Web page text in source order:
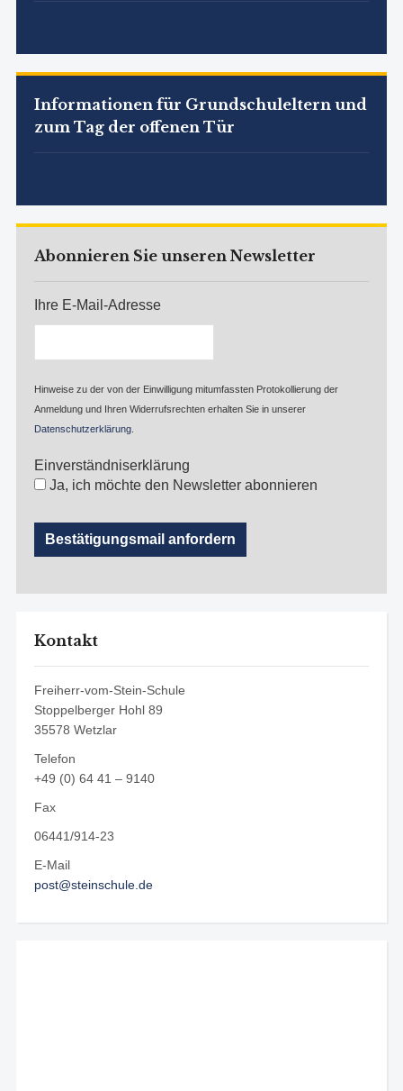
Informationen für Grundschuleltern und
zum Tag der offenen Tür
Abonnieren Sie unseren Newsletter
Ihre E-Mail-Adresse
Hinweise zu der von der Einwilligung mitumfassten Protokollierung der
Anmeldung und Ihren Widerrufsrechten erhalten Sie in unserer
Datenschutzerklärung.
Einverständniserklärung
Ja, ich möchte den Newsletter abonnieren
Kontakt
Freiherr-vom-Stein-Schule
Stoppelberger Hohl 89
35578 Wetzlar
Telefon
+49 (0) 64 41 – 9140
Fax
06441/914-23
E-Mail
post@steinschule.de